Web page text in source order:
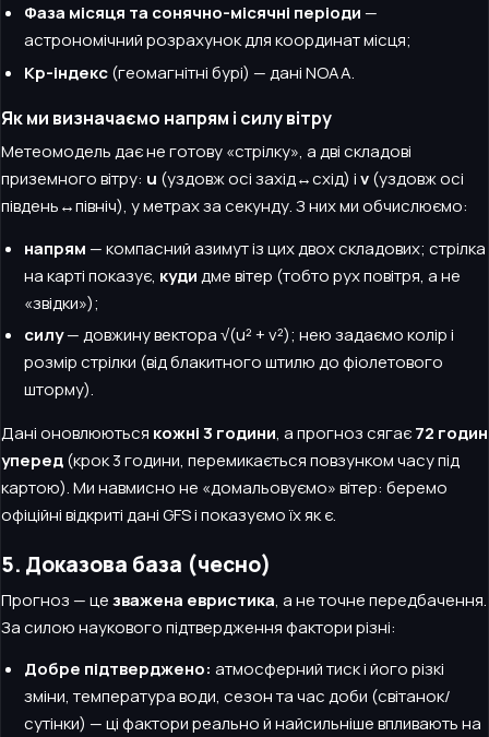
Фаза місяця та сонячно-місячні періоди —
астрономічний розрахунок для координат місця;
Kp-індекс(геомагнітні бурі) — дані NOAA.
Як ми визначаємо напрям і силу вітру
Метеомодель дає не готову «стрілку», а дві складові
приземного вітру: u (уздовж осі захід↔схід) іv(уздовж осі
південь↔північ), у метрах за секунду. З них ми обчислюємо:
напрям — компасний азимут із цих двох складових; стрілка
на карті показує, кудидме вітер (тобто рух повітря, а не
«звідки»);
силу— довжину вектора √(u² + v²); нею задаємо колір і
розмір стрілки (від блакитного штилю до фіолетового
шторму).
Дані оновлюються кожні 3 години, а прогноз сягає72 годин
уперед(крок 3 години, перемикається повзунком часу під
картою). Ми навмисно не «домальовуємо» вітер: беремо
офіційні відкриті дані GFS і показуємо їх як є.
5. Доказова база (чесно)
Прогноз — цезважена евристика, а не точне передбачення.
За силою наукового підтвердження фактори різні:
Добре підтверджено: атмосферний тиск і його різкі
зміни, температура води, сезон та час доби (світанок/
сутінки) — ці фактори реально й найсильніше впливають на